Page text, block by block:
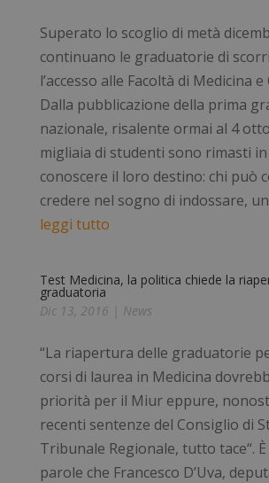
Superato lo scoglio di metà
continuano le graduatorie di
l’accesso alle Facoltà di Medicina
Dalla pubblicazione della prima
nazionale, risalente ormai al 4
migliaia di studenti sono rimasti
conoscere il loro destino: chi può
credere nel sogno di indossare,
leggi tutto
Test Medicina, la politica chiede la
graduatoria
Dic 13, 2016
News
“La riapertura delle graduatorie
corsi di laurea in Medicina
priorità per il Miur eppure,
recenti sentenze del Consiglio di
Tribunale Regionale, tutto tace“.
parole che Francesco D’Uva,